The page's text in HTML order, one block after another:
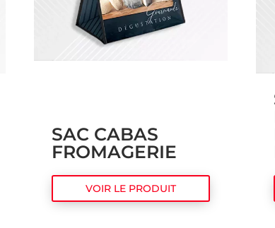
SAC CABAS
FROMAGERIE
VOIR LE PRODUIT